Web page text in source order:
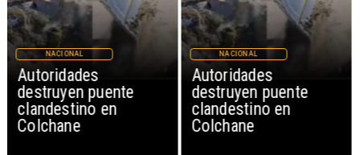
Autoridades
destruyen puente
clandestino en
Colchane
NACIONAL
Autoridades
destruyen puente
clandestino en
Colchane
NACIONAL